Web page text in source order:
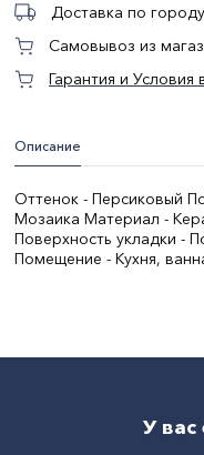
Описание
Оттенок - Персиковый
Мозаика Материал -
Поверхность укладки -
Помещение - Кухня,
Доставка по городу
Самовывоз из
Гарантия и Условия
У вас